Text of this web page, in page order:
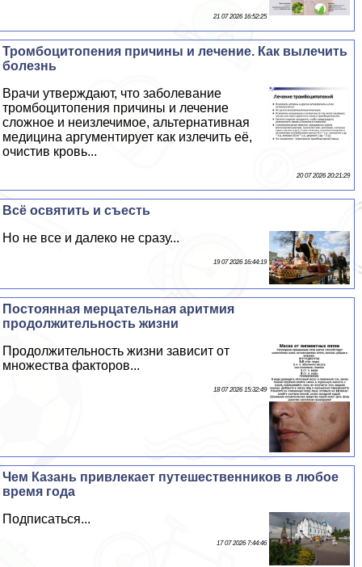
21 07 2026 16:52:25
Тромбоцитопения причины и лечение. Как вылечить
болезнь
Врачи утверждают, что заболевание
тромбоцитопения причины и лечение
сложное и неизлечимое, альтернативная
медицина аргументирует как излечить её,
очистив кровь...
20 07 2026 20:21:29
Всё освятить и съесть
Но не все и далеко не сразу...
19 07 2026 16:44:19
Постоянная мерцательная аритмия
продолжительность жизни
Продолжительность жизни зависит от
множества факторов...
18 07 2026 15:32:49
Чем Казань привлекает путешественников в любое
время года
Подписаться...
17 07 2026 7:44:46